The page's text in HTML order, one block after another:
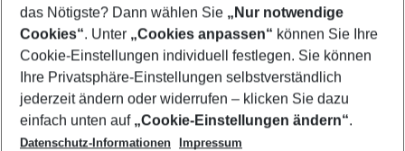
Footer
Footer navigation
Title A
das Nötigste? Dann wählen Sie „Nur notwendige
Cookies“. Unter „Cookies anpassen“ können Sie Ihre
Cookie-Einstellungen individuell festlegen. Sie können
Ihre Privatsphäre-Einstellungen selbstverständlich
jederzeit ändern oder widerrufen – klicken Sie dazu
einfach unten auf „Cookie-Einstellungen ändern“.
Datenschutz-Informationen
Impressum